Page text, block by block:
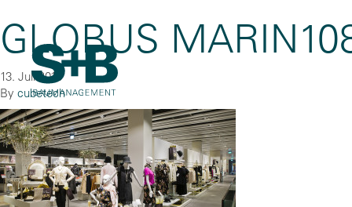
GLOBUS
13. Juli 2016
By cubetech